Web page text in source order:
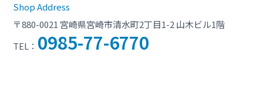
Shop Address
〒880-0021 宮崎県宮崎市清水町2丁目1-2 山木ビル1階
TEL： 0985-77-6770